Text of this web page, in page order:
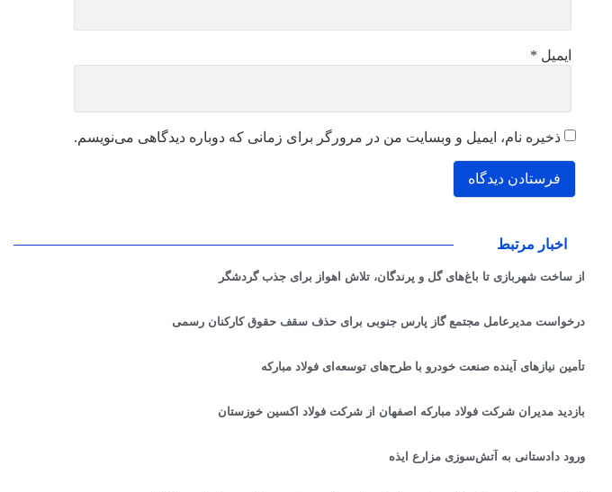
ایمیل *
ذخیره نام، ایمیل و وبسایت من در مرورگر برای زمانی که دوباره دیدگاهی می‌نویسم.
اخبار مرتبط
از ساخت شهربازی تا باغ‌های گل و پرندگان، تلاش اهواز برای جذب گردشگر
درخواست مدیرعامل مجتمع گاز پارس جنوبی برای حذف سقف حقوق کارکنان رسمی
تأمین نیازهای آینده صنعت خودرو با طرح‌های توسعه‌ای فولاد مبارکه
بازدید مدیران شرکت فولاد مبارکه اصفهان از شرکت فولاد اکسین خوزستان
ورود دادستانی به آتش‌سوزی مزارع ایذه